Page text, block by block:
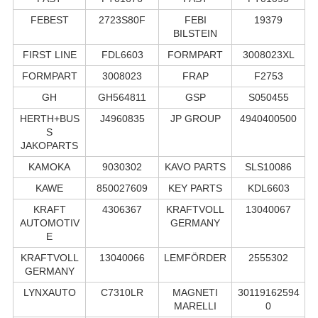
FEBEST
2723S80F
FEBI
BILSTEIN
19379
FIRST LINE FDL6603 FORMPART
3008023XL
FORMPART
3008023 FRAP
F2753
GH
GH564811 GSP
S050455
HERTH+BUS
S
JAKOPARTS
J4960835 JP GROUP 4940400500
KAMOKA 9030302 KAVO PARTS
SLS10086
KAWE
850027609 KEY PARTS
KDL6603
KRAFT
AUTOMOTIV
E
4306367
KRAFTVOLL
GERMANY
13040067
KRAFTVOLL
GERMANY
13040066 LEMFÖRDER 2555302
LYNXAUTO C7310LR
MAGNETI
MARELLI
30119162594
0